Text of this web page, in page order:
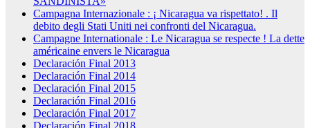
Campagna Internazionale : ¡ Nicaragua va rispettato! . Il
debito degli Stati Uniti nei confronti del Nicaragua.
Campagne Internationale : Le Nicaragua se respecte ! La dette
américaine envers le Nicaragua
Declaración Final 2013
Declaración Final 2014
Declaración Final 2015
Declaración Final 2016
Declaración Final 2017
Declaración Final 2018